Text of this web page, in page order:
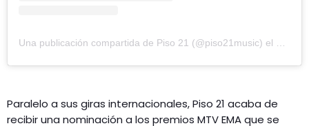
Una publicación compartida de Piso 21 (@piso21music) el 6 Oct,
Paralelo a sus giras internacionales, Piso 21 acaba de
recibir una nominación a los premios MTV EMA que se